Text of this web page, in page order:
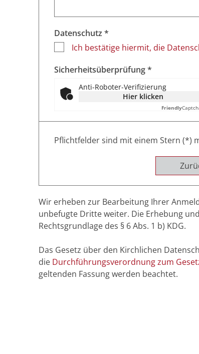
Datenschutz *
Ich bestätige hiermit, die
Sicherheitsüberprüfung *
Anti-Roboter-Verifizierung
Hier klicken
Friendly
Pflichtfelder sind mit einem Stern (*)
Wir erheben zur Bearbeitung Ihrer
unbefugte Dritte weiter. Die Erhebung
Rechtsgrundlage des § 6 Abs. 1 b) KDG.
Das Gesetz über den Kirchlichen
die Durchführungsverordnung zum
geltenden Fassung werden beachtet.